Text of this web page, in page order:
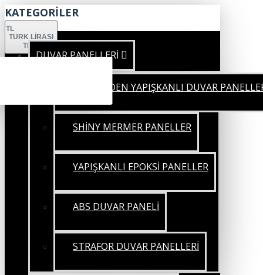
KATEGORİLER
TL
TÜRK LIRASI
TRY
DUVAR PANELLERİ
KENDİNDEN YAPIŞKANLI DUVAR
SHİNY MERMER PANELLER
YAPIŞKANLI EPOKSİ PANELLER
ABS DUVAR PANELİ
STRAFOR DUVAR PANELLERİ